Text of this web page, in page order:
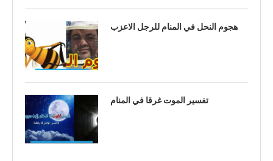
هجوم النحل في المنام للرجل الاعزب
تفسير الموت غرقا في المنام